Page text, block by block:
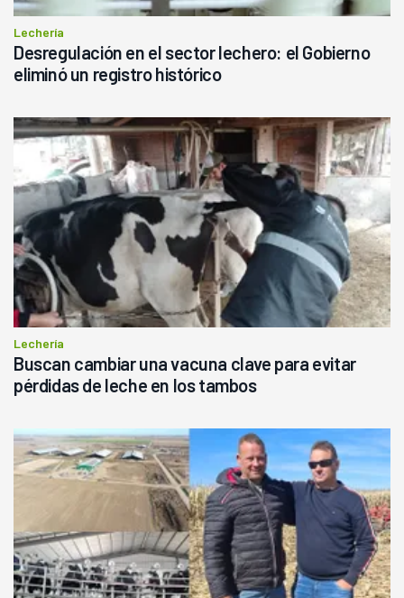
Lechería
Desregulación en el sector lechero: el Gobierno
eliminó un registro histórico
Lechería
Buscan cambiar una vacuna clave para evitar
pérdidas de leche en los tambos